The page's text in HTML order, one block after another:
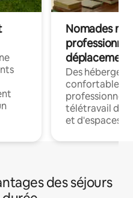
Nomades
déplacement
Des
confortables
professionnels
télétravail
et d'espaces
des séjours